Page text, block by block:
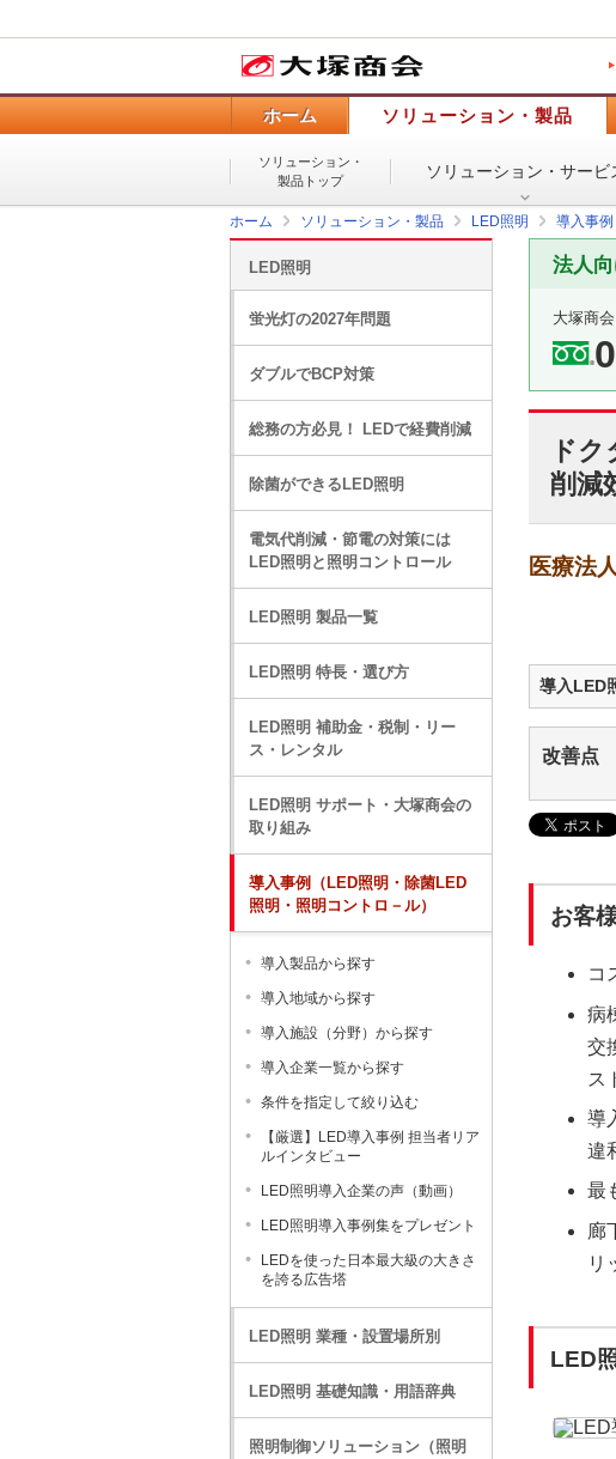
ホーム ソリューション・製品
ソリューション・
製品トップ
ソリューション・ サービ
ホーム ソリューション・製品 LED照明 導入事
法人
大塚商
ド
削減
医療法
導入LED
改善点
お客
コ
病
交
ス
導
違
最
廊
リ
LED
LED照明
蛍光灯の2027年問題
ダブルでBCP対策
総務の方必見！ LEDで経費削減
除菌ができるLED照明
電気代削減・節電の対策には
LED照明と照明コントロール
LED照明 製品一覧
LED照明 特長・選び方
LED照明 補助金・税制・リー
ス・レンタル
LED照明 サポート・大塚商会の
取り組み
導入事例（LED照明・除菌LED
照明・照明コントロ－ル）
導入製品から探す
導入地域から探す
導入施設（分野）から探す
導入企業一覧から探す
条件を指定して絞り込む
【厳選】LED導入事例 担当者リア
ルインタビュー
LED照明導入企業の声（動画）
LED照明導入事例集をプレゼント
LEDを使った日本最大級の大きさ
を誇る広告塔
LED照明 業種・設置場所別
LED照明 基礎知識・用語辞典
照明制御ソリューション（照明